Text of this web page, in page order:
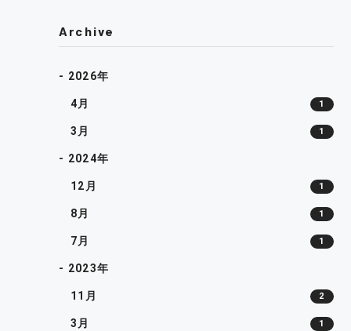
Archive
- 2026年
4月 1
3月 1
- 2024年
12月 1
8月 1
7月 1
- 2023年
11月 2
3月 1